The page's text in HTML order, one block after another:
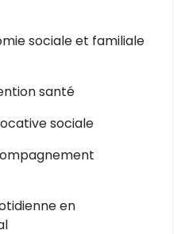
sociale et familiale
santé
sociale
en